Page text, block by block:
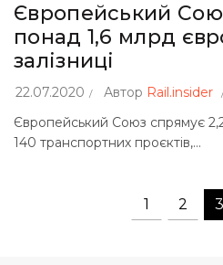
Європейський
понад 1,6 млрд
залізниці
22.07.2020 Автор Rail.insider
Європейський Союз спрямує
140 транспортних проєктів,...
1 2 3